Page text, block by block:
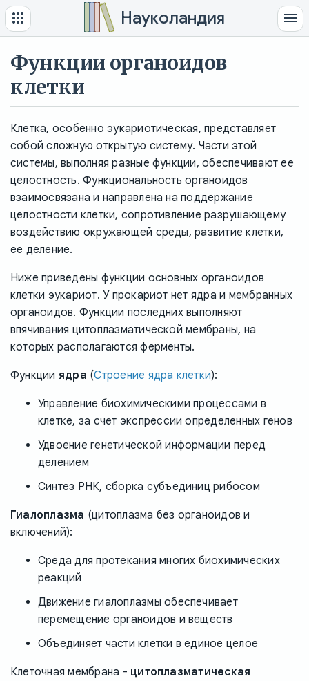
Науколандия
Функции органоидов
клетки
Клетка, особенно эукариотическая, представляет
собой сложную открытую систему. Части этой
системы, выполняя разные функции, обеспечивают ее
целостность. Функциональность органоидов
взаимосвязана и направлена на поддержание
целостности клетки, сопротивление разрушающему
воздействию окружающей среды, развитие клетки,
ее деление.
Ниже приведены функции основных органоидов
клетки эукариот. У прокариот нет ядра и мембранных
органоидов. Функции последних выполняют
впячивания цитоплазматической мембраны, на
которых располагаются ферменты.
Функции ядра (Строение ядра клетки):
Управление биохимическими процессами в
клетке, за счет экспрессии определенных генов
Удвоение генетической информации перед
делением
Синтез РНК, сборка субъединиц рибосом
Гиалоплазма (цитоплазма без органоидов и
включений):
Среда для протекания многих биохимических
реакций
Движение гиалоплазмы обеспечивает
перемещение органоидов и веществ
Объединяет части клетки в единое целое
Клеточная мембрана - цитоплазматическая